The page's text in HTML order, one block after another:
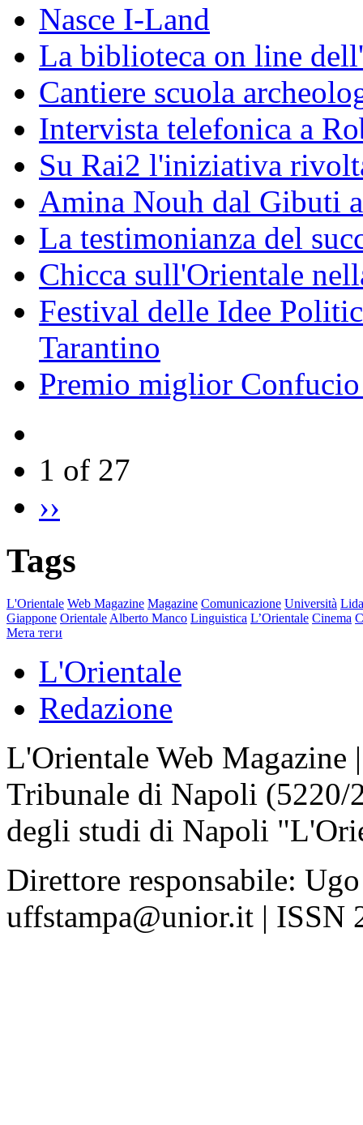
Nasce I-Land
La biblioteca on line
Cantiere scuola
Intervista telefonica a
Su Rai2 l'iniziativa
Amina Nouh dal Gibuti
La testimonianza del
Chicca sull'Orientale
Festival delle Idee
Tarantino
Premio miglior
1 of 27
››
Tags
L'Orientale Web Magazine Magazine Comunicazione Università
Giappone Orientale Alberto Manco Linguistica L’Orientale Cinema
Мета теги
L'Orientale
Redazione
L'Orientale Web Magazine
Tribunale di Napoli
degli studi di Napoli
Direttore responsabile:
uffstampa@unior.it | ISSN